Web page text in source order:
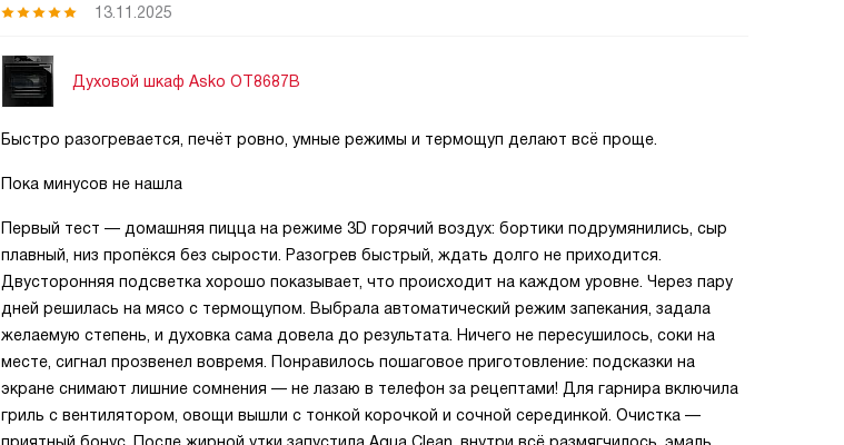
13.11.2025
Духовой шкаф Asko OT8687B
Быстро разогревается, печёт ровно, умные режимы и термощуп делают всё проще.
Пока минусов не нашла
Первый тест — домашняя пицца на режиме 3D горячий воздух: бортики подрумянились, сыр
плавный, низ пропёкся без сырости. Разогрев быстрый, ждать долго не приходится.
Двусторонняя подсветка хорошо показывает, что происходит на каждом уровне. Через пару
дней решилась на мясо с термощупом. Выбрала автоматический режим запекания, задала
желаемую степень, и духовка сама довела до результата. Ничего не пересушилось, соки на
месте, сигнал прозвенел вовремя. Понравилось пошаговое приготовление: подсказки на
экране снимают лишние сомнения — не лазаю в телефон за рецептами! Для гарнира включила
гриль с вентилятором, овощи вышли с тонкой корочкой и сочной серединкой. Очистка —